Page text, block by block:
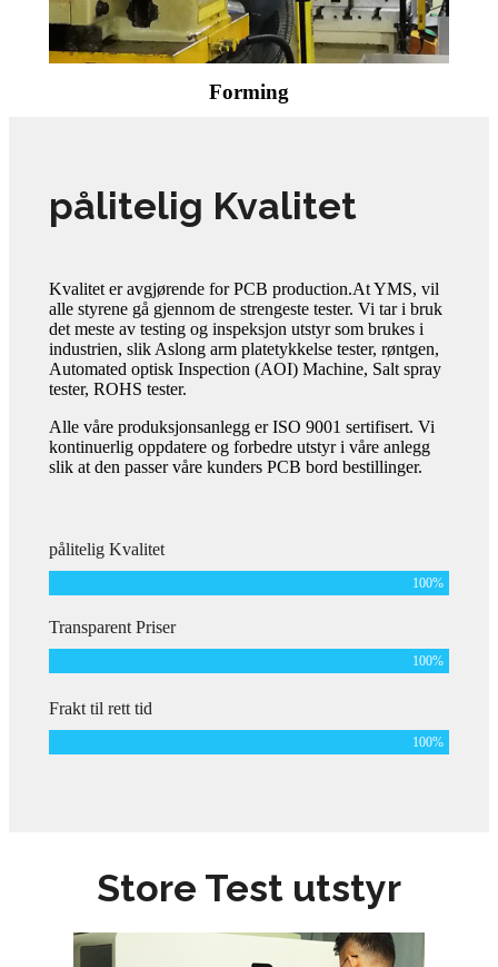
Forming
pålitelig Kvalitet
Kvalitet er avgjørende for PCB production.At YMS, vil
alle styrene gå gjennom de strengeste tester. Vi tar i bruk
det meste av testing og inspeksjon utstyr som brukes i
industrien, slik Aslong arm platetykkelse tester, røntgen,
Automated optisk Inspection (AOI) Machine, Salt spray
tester, ROHS tester.
Alle våre produksjonsanlegg er ISO 9001 sertifisert. Vi
kontinuerlig oppdatere og forbedre utstyr i våre anlegg
slik at den passer våre kunders PCB bord bestillinger.
pålitelig Kvalitet
100%
Transparent Priser
100%
Frakt til rett tid
100%
Store Test utstyr